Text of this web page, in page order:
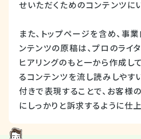
せいただくためのコンテンツに
また、トップページを含め、事
ンテンツの原稿は、プロのライ
ヒアリングのもと一から作成し
るコンテンツを流し読みしやす
付きで表現することで、お客様
にしっかりと訴求するように仕